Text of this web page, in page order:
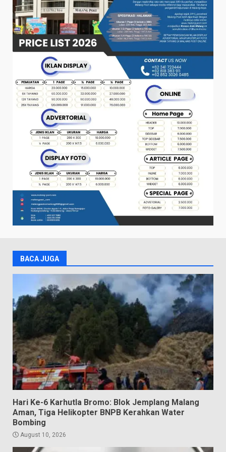
BACA JUGA
Hari Ke-6 Karhutla Bromo: Blok Jemplang Malang
Aman, Tiga Helikopter BNPB Kerahkan Water
Bombing
August 10, 2026